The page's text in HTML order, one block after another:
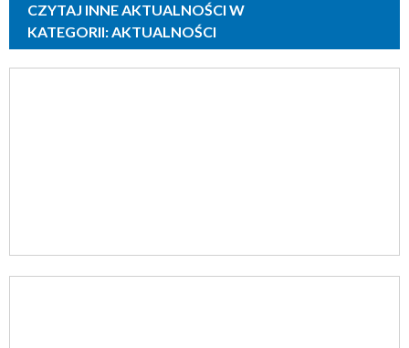
CZYTAJ INNE AKTUALNOŚCI W
KATEGORII: AKTUALNOŚCI